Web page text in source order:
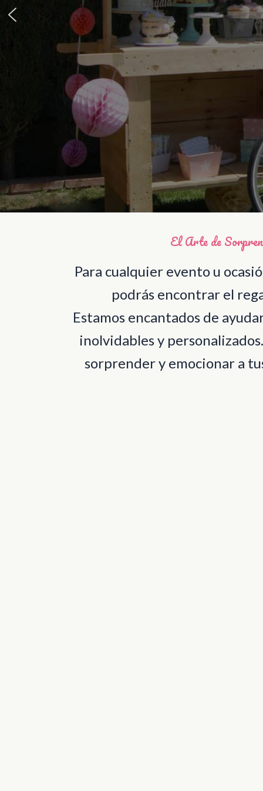
El Arte de
Para cualquier evento u
podrás encontrar el
Estamos encantados de
inolvidables y
sorprender y emocionar a